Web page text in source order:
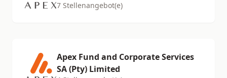
7 Stellenangebot(e)
Apex Fund and Corporate Services
SA (Pty) Limited